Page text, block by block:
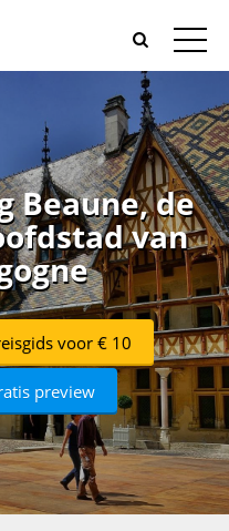
Beaune, de
van
voor € 10
preview